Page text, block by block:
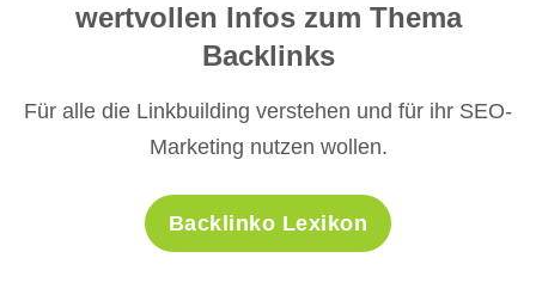
wertvollen Infos zum Thema
Backlinks
Für alle die Linkbuilding verstehen und für ihr SEO-
Marketing nutzen wollen.
Backlinko Lexikon